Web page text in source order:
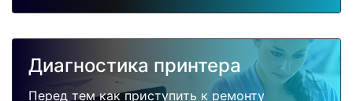
Диагностика принтера
Перед тем как приступить к ремонту